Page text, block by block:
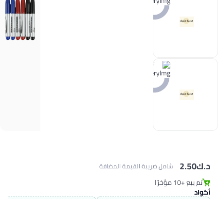
د.ك‏2.50 شامل ضريبة القيمة المضافة
تم بيع +10 مؤخرًا
تم بيع +10 مؤخرًاأكواد